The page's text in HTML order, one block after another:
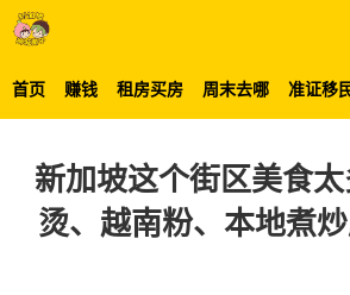
首页 赚钱 租房买房 周末去哪 准证移
新加坡这个街区美食
烫、越南粉、本地煮